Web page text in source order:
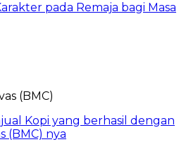
pada Remaja bagi Masa
Kopi yang berhasil dengan
(BMC) nya